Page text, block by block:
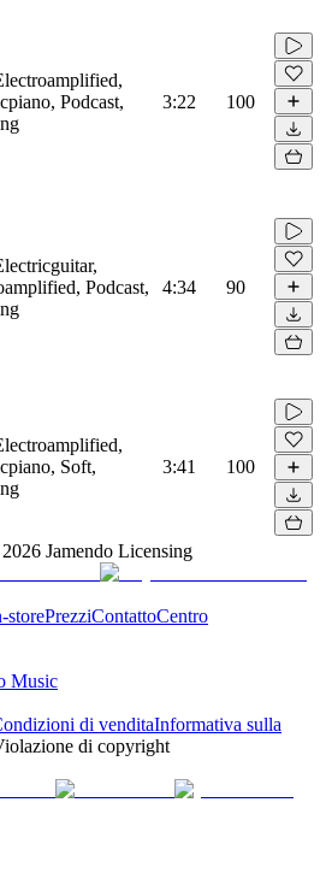
Podcast,
3:22 100
Podcast,
4:34 90
Soft,
3:41 100
2026 Jamendo Licensing
storePrezziContattoCentro
Music
di venditaInformativa sulla
di copyright